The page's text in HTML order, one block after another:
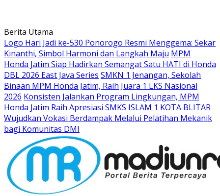
Langsung
ke
konten
Berita Utama
Logo Hari Jadi ke-530 Ponorogo Resmi Menggema: Sekar
Kinanthi, Simbol Harmoni dan Langkah Maju MPM
Honda Jatim Siap Hadirkan Semangat Satu HATI di Honda
DBL 2026 East Java Series SMKN 1 Jenangan, Sekolah
Binaan MPM Honda Jatim, Raih Juara 1 LKS Nasional
2026 Konsisten Jalankan Program Lingkungan, MPM
Honda Jatim Raih Apresiasi SMKS ISLAM 1 KOTA BLITAR
Wujudkan Vokasi Berdampak Melalui Pelatihan Mekanik
bagi Komunitas DMI